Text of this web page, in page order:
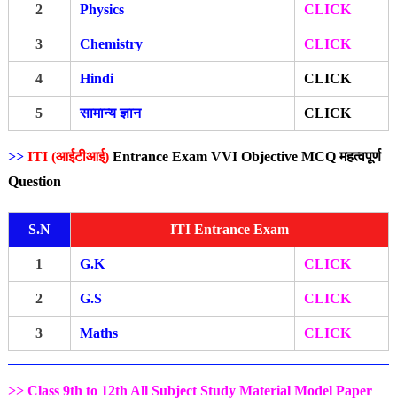
2 Physics CLICK
3 Chemistry CLICK
4 Hindi CLICK
5 सामान्य ज्ञान CLICK
>> ITI (आईटीआई) Entrance Exam VVI Objective MCQ महत्वपूर्ण
Question
S.N ITI Entrance Exam
1 G.K CLICK
2 G.S CLICK
3 Maths CLICK
>> Class 9th to 12th All Subject Study Material Model Paper